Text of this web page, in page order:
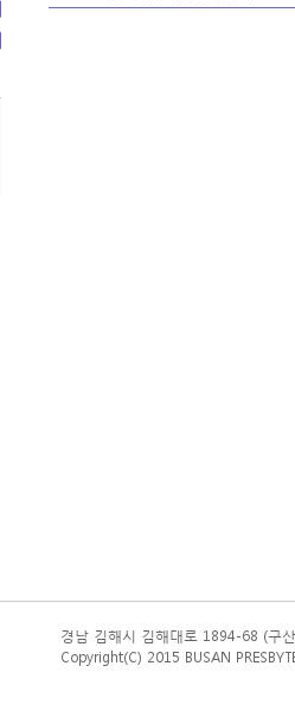
경남 김해시 김해대로 1894-68 (구
Copyright(C) 2015 BUSAN